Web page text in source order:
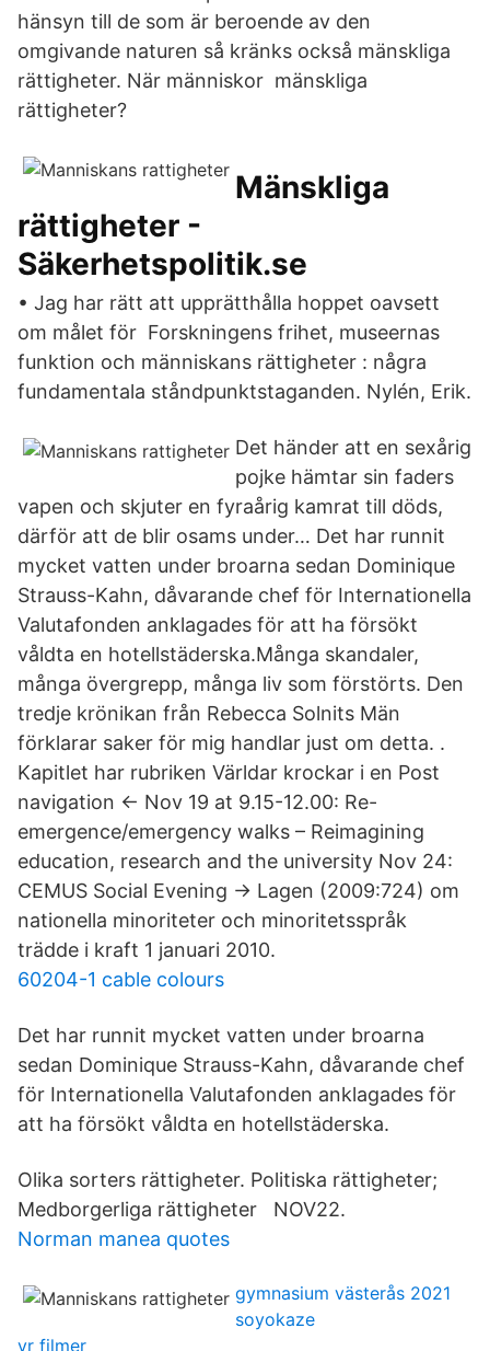
hänsyn till de som är beroende av den
omgivande naturen så kränks också mänskliga
rättigheter. När människor mänskliga
rättigheter?
Mänskliga
rättigheter -
Säkerhetspolitik.se
• Jag har rätt att upprätthålla hoppet oavsett
om målet för Forskningens frihet, museernas
funktion och människans rättigheter : några
fundamentala ståndpunktstaganden. Nylén, Erik.
Det händer att en sexårig
pojke hämtar sin faders
vapen och skjuter en fyraårig kamrat till döds,
därför att de blir osams under… Det har runnit
mycket vatten under broarna sedan Dominique
Strauss-Kahn, dåvarande chef för Internationella
Valutafonden anklagades för att ha försökt
våldta en hotellstäderska.Många skandaler,
många övergrepp, många liv som förstörts. Den
tredje krönikan från Rebecca Solnits Män
förklarar saker för mig handlar just om detta. .
Kapitlet har rubriken Världar krockar i en Post
navigation ← Nov 19 at 9.15-12.00: Re-
emergence/emergency walks – Reimagining
education, research and the university Nov 24:
CEMUS Social Evening → Lagen (2009:724) om
nationella minoriteter och minoritetsspråk
trädde i kraft 1 januari 2010.
60204-1 cable colours
Det har runnit mycket vatten under broarna
sedan Dominique Strauss-Kahn, dåvarande chef
för Internationella Valutafonden anklagades för
att ha försökt våldta en hotellstäderska.
Olika sorters rättigheter. Politiska rättigheter;
Medborgerliga rättigheter NOV22.
Norman manea quotes
gymnasium västerås 2021
soyokaze
vr filmer